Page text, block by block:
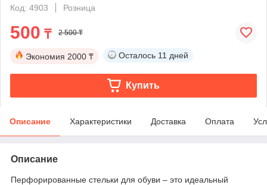
Код: 4903
Розница
500 ₸ 2 500 ₸
Экономия 2000 ₸ Осталось 11 дней
Купить
Описание Характеристики Доставка Оплата
Описание
Перфорированные стельки для обуви – это идеальный